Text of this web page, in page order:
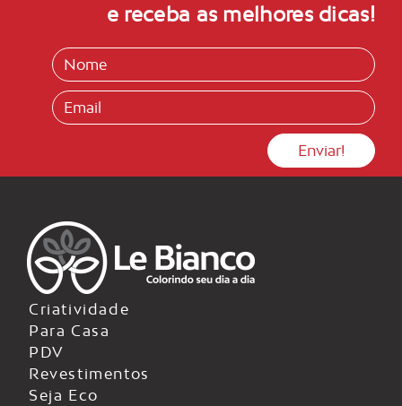
e receba as melhores dicas!
Criatividade
Para Casa
PDV
Revestimentos
Seja Eco